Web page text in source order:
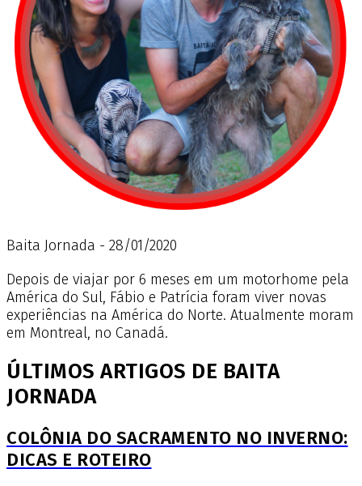
Baita Jornada - 28/01/2020
Depois de viajar por 6 meses em um motorhome pela
América do Sul, Fábio e Patrícia foram viver novas
experiências na América do Norte. Atualmente moram
em Montreal, no Canadá.
ÚLTIMOS ARTIGOS DE BAITA
JORNADA
COLÔNIA DO SACRAMENTO NO INVERNO:
DICAS E ROTEIRO